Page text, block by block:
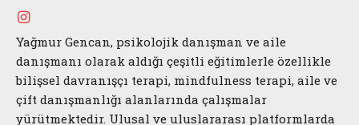
Yağmur Gencan, psikolojik danışman ve aile
danışmanı olarak aldığı çeşitli eğitimlerle özellikle
bilişsel davranışçı terapi, mindfulness terapi, aile ve
çift danışmanlığı alanlarında çalışmalar
yürütmektedir. Ulusal ve uluslararası platformlarda